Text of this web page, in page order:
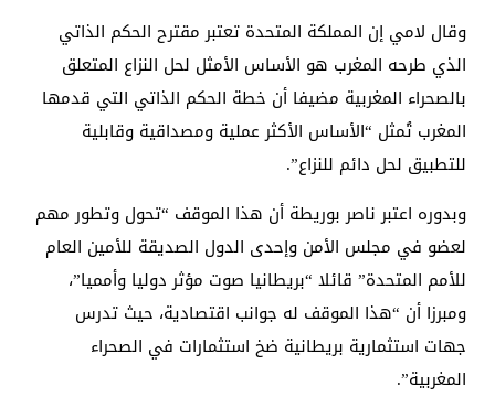
وقال لامي إن المملكة المتحدة تعتبر مقترح الحكم الذاتي
الذي طرحه المغرب هو الأساس الأمثل لحل النزاع المتعلق
بالصحراء المغربية مضيفا أن خطة الحكم الذاتي التي قدمها
المغرب تُمثل “الأساس الأكثر عملية ومصداقية وقابلية
للتطبيق لحل دائم للنزاع”.
وبدوره اعتبر ناصر بوريطة أن هذا الموقف “تحول وتطور مهم
لعضو في مجلس الأمن وإحدى الدول الصديقة للأمين العام
للأمم المتحدة” قائلا “بريطانيا صوت مؤثر دوليا وأمميا”،
ومبرزا أن “هذا الموقف له جوانب اقتصادية، حيث تدرس
جهات استثمارية بريطانية ضخ استثمارات في الصحراء
المغربية”.